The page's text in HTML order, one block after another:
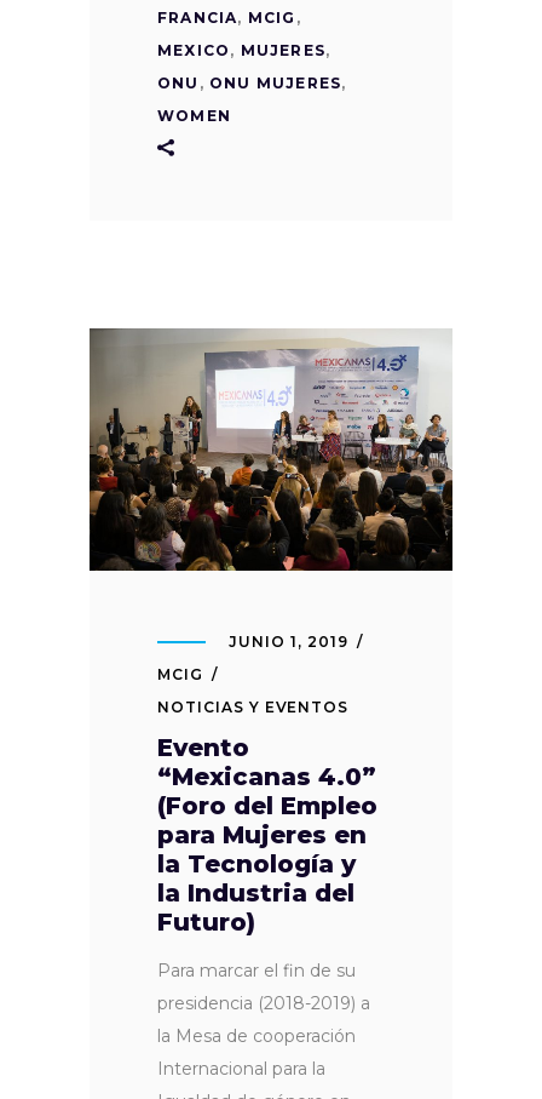
FRANCIA, MCIG ,
MEXICO , MUJERES,
ONU , ONU MUJERES,
WOMEN
JUNIO 1, 2019
MCIG
NOTICIAS Y EVENTOS
Evento
“Mexicanas 4.0”
(Foro del Empleo
para Mujeres en
la Tecnología y
la Industria del
Futuro)
Para marcar el fin de su
presidencia (2018-2019) a
la Mesa de cooperación
Internacional para la